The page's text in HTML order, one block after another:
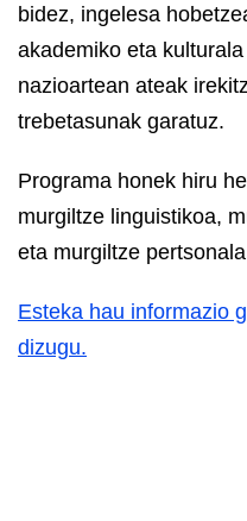
bidez, ingelesa
akademiko eta
nazioartean ateak
trebetasunak garatuz.
Programa honek hiru
murgiltze linguistikoa,
eta murgiltze
Esteka hau informazio
dizugu.